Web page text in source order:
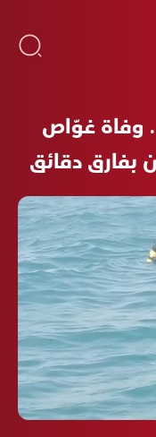
وفاة غوّاص
بفارق دقائق